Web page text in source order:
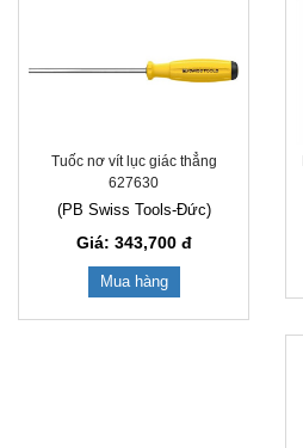
Tuốc nơ vít lục giác thẳng
627630
(PB Swiss Tools-Đức)
Giá: 343,700đ
Mua hàng